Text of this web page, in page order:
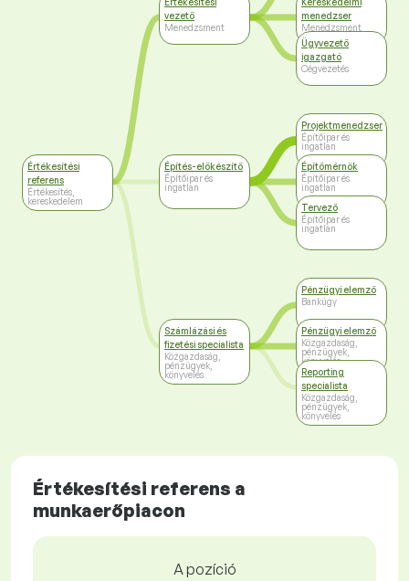
Értékesítési
referens
Értékesítés,
kereskedelem
vezető
Menedzsment
Építés-előkészítő
Építőipar és
ingatlan
Számlázási és
fizetési specialista
Közgazdaság,
pénzügyek,
könyvelés
menedzser
Menedzsment
Ügyvezető
igazgató
Cégvezetés
Projektmenedzser
Építőipar és
ingatlan
Építőmérnök
Építőipar és
ingatlan
Tervező
Építőipar és
ingatlan
Pénzügyi elemző
Bankügy
Pénzügyi elemző
Közgazdaság,
pénzügyek,
könyvelés
Reporting
specialista
Közgazdaság,
pénzügyek,
könyvelés
Értékesítési referens a
munkaerőpiacon
A pozíció